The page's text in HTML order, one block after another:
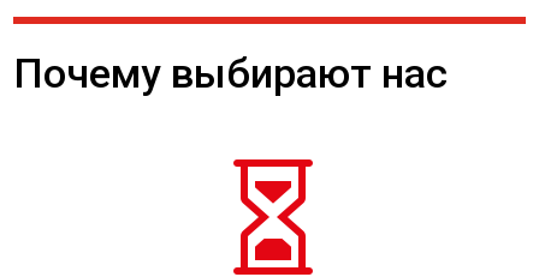
Почему выбирают нас
